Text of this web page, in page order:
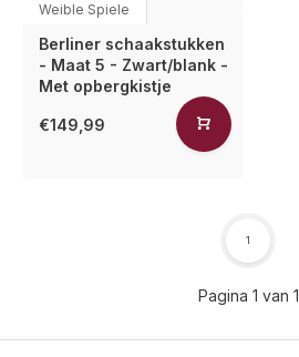
Weible Spiele
Berliner schaakstukken
- Maat 5 - Zwart/blank -
Met opbergkistje
€149,99
Pagina 1 van 1
1